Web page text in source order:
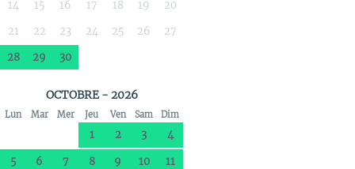
14
15 16 17 18 19
20
21
22 23 24 25 26
27
28
29 30
OCTOBRE - 2026
Lun Mar Mer Jeu Ven Sam Dim
1 2 3
4
5
6 7 8 9 10
11